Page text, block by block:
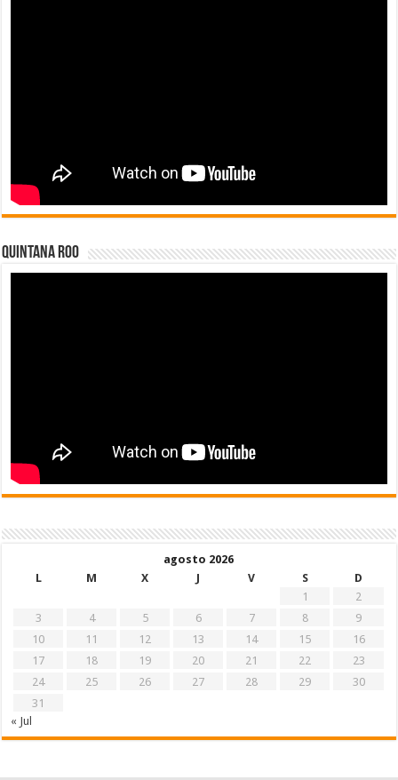
Quintana Roo
agosto 2026
L
M X J V S
D
1
2
3
4 5 6 7 8
9
10
11 12 13 14 15
16
17
18 19 20 21 22
23
24
25 26 27 28 29
30
31
« Jul